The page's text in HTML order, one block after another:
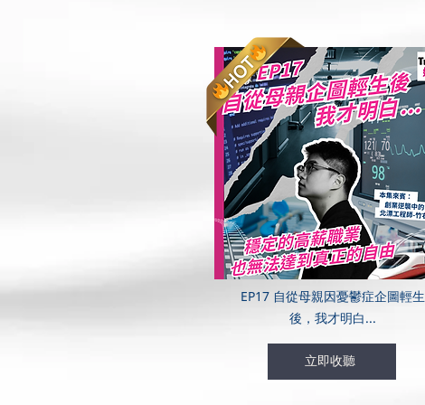
EP17 自從母親因憂鬱症企圖輕生
後，我才明白...
立即收聽